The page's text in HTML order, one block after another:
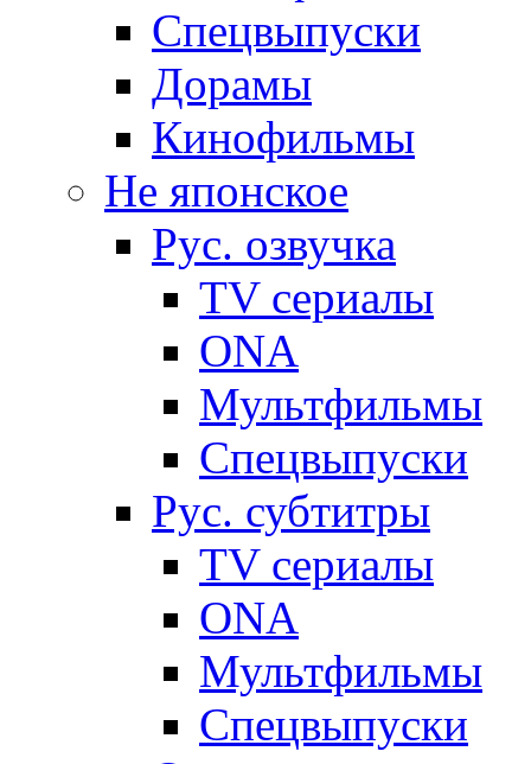
Спецвыпуски
Дорамы
Кинофильмы
Не японское
Рус. озвучка
TV сериалы
ONA
Мультфильмы
Спецвыпуски
Рус. субтитры
TV сериалы
ONA
Мультфильмы
Спецвыпуски